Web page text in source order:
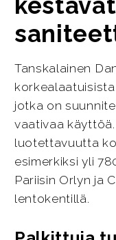
Tanskalainen
jotka on
vaativaa
luotettavuutta
esimerkiksi yli
Pariisin Orlyn ja
lentokentillä.